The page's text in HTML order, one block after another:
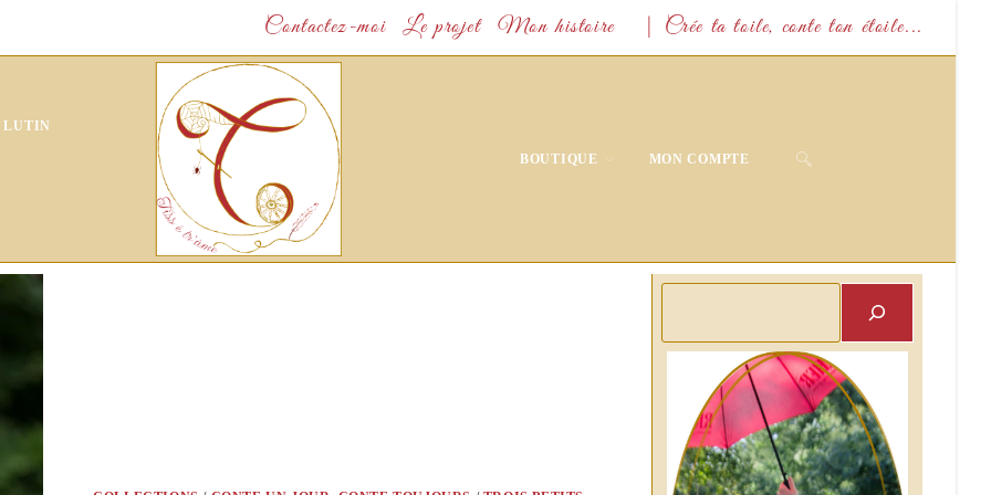
Contactez-moi Le projet Mon histoire | Crée ta toile, conte ton étoile...
LUTIN
BOUTIQUE MON COMPTE TOGGLE
SEARCH